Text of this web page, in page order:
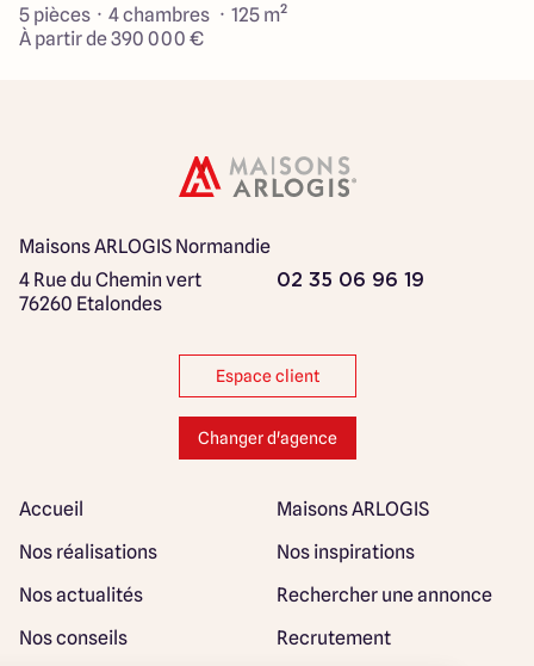
5 pièces · 4 chambres · 125 m²
À partir de 390 000 €
Maisons ARLOGIS Normandie
4 Rue du Chemin vert
76260 Etalondes
02 35 06 96 19
Espace client
Changer d'agence
Accueil
Maisons ARLOGIS
Nos réalisations
Nos inspirations
Nos actualités
Rechercher une annonce
Nos conseils
Recrutement